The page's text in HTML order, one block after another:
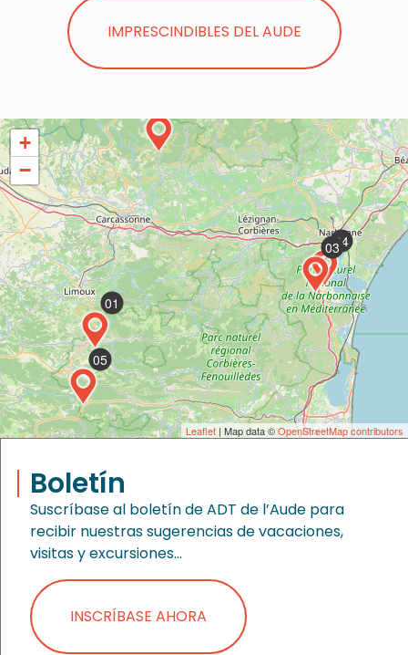
IMPRESCINDIBLES DEL AUDE
01
0304
05
+
−
Leaflet | Map data ©OpenStreetMap contributors
Boletín
Suscríbase al boletín de ADT de l’Aude para
recibir nuestras sugerencias de vacaciones,
visitas y excursiones…
INSCRÍBASE AHORA